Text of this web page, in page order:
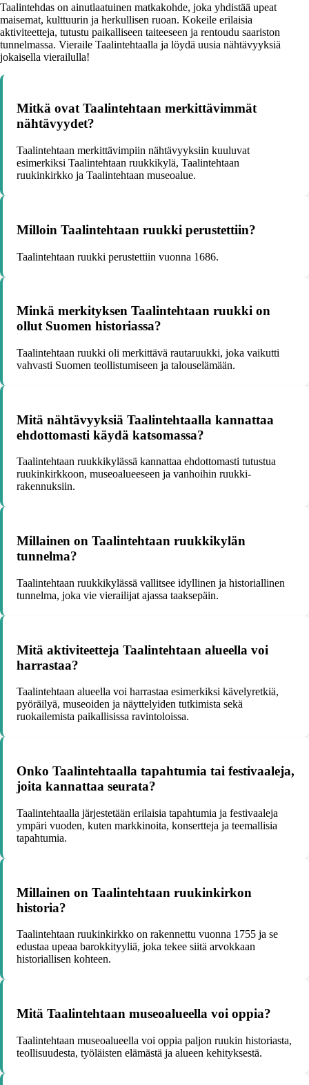
Taalintehdas on ainutlaatuinen matkakohde, joka yhdistää upeat
maisemat, kulttuurin ja herkullisen ruoan. Kokeile erilaisia
aktiviteetteja, tutustu paikalliseen taiteeseen ja rentoudu saariston
tunnelmassa. Vieraile Taalintehtaalla ja löydä uusia nähtävyyksiä
jokaisella vierailulla!
Mitkä ovat Taalintehtaan merkittävimmät
nähtävyydet?
Taalintehtaan merkittävimpiin nähtävyyksiin kuuluvat
esimerkiksi Taalintehtaan ruukkikylä, Taalintehtaan
ruukinkirkko ja Taalintehtaan museoalue.
Milloin Taalintehtaan ruukki perustettiin?
Taalintehtaan ruukki perustettiin vuonna 1686.
Minkä merkityksen Taalintehtaan ruukki on
ollut Suomen historiassa?
Taalintehtaan ruukki oli merkittävä rautaruukki, joka vaikutti
vahvasti Suomen teollistumiseen ja talouselämään.
Mitä nähtävyyksiä Taalintehtaalla kannattaa
ehdottomasti käydä katsomassa?
Taalintehtaan ruukkikylässä kannattaa ehdottomasti tutustua
ruukinkirkkoon, museoalueeseen ja vanhoihin ruukki-
rakennuksiin.
Millainen on Taalintehtaan ruukkikylän
tunnelma?
Taalintehtaan ruukkikylässä vallitsee idyllinen ja historiallinen
tunnelma, joka vie vierailijat ajassa taaksepäin.
Mitä aktiviteetteja Taalintehtaan alueella voi
harrastaa?
Taalintehtaan alueella voi harrastaa esimerkiksi kävelyretkiä,
pyöräilyä, museoiden ja näyttelyiden tutkimista sekä
ruokailemista paikallisissa ravintoloissa.
Onko Taalintehtaalla tapahtumia tai festivaaleja,
joita kannattaa seurata?
Taalintehtaalla järjestetään erilaisia tapahtumia ja festivaaleja
ympäri vuoden, kuten markkinoita, konsertteja ja teemallisia
tapahtumia.
Millainen on Taalintehtaan ruukinkirkon
historia?
Taalintehtaan ruukinkirkko on rakennettu vuonna 1755 ja se
edustaa upeaa barokkityyliä, joka tekee siitä arvokkaan
historiallisen kohteen.
Mitä Taalintehtaan museoalueella voi oppia?
Taalintehtaan museoalueella voi oppia paljon ruukin historiasta,
teollisuudesta, työläisten elämästä ja alueen kehityksestä.